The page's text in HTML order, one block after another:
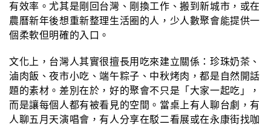
有效率。尤其是剛回台灣、剛換工作、搬到新城市，或在
農曆新年後想重新整理生活圈的人，少人數聚會能提供一
個柔軟但明確的入口。
文化上，台灣人其實很擅長用吃來建立關係：珍珠奶茶、
滷肉飯、夜市小吃、端午粽子、中秋烤肉，都是自然開話
題的素材。差別在於，好的聚會不只是「大家一起吃」，
而是讓每個人都有被看見的空間。當桌上有人聊台劇，有
人聊五月天演唱會，有人分享在駁二看展或在永康街找咖